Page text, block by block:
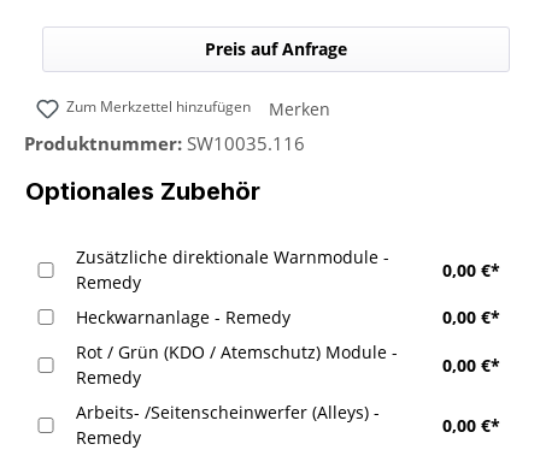
Preis auf Anfrage
Zum Merkzettel hinzufügen Merken
Produktnummer: SW10035.116
Optionales Zubehör
Zusätzliche direktionale Warnmodule -
Remedy
0,00 €*
Heckwarnanlage - Remedy
0,00 €*
Rot / Grün (KDO / Atemschutz) Module -
Remedy
0,00 €*
Arbeits- /Seitenscheinwerfer (Alleys) -
Remedy
0,00 €*